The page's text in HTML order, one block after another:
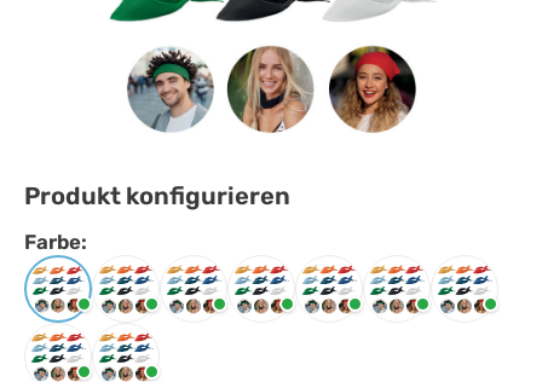
Produkt konfigurieren
Farbe:
Farbeauswählen
BabyblauGelb Grün KönigsblauMarineblauOrange Rot
SchwarzWeiss